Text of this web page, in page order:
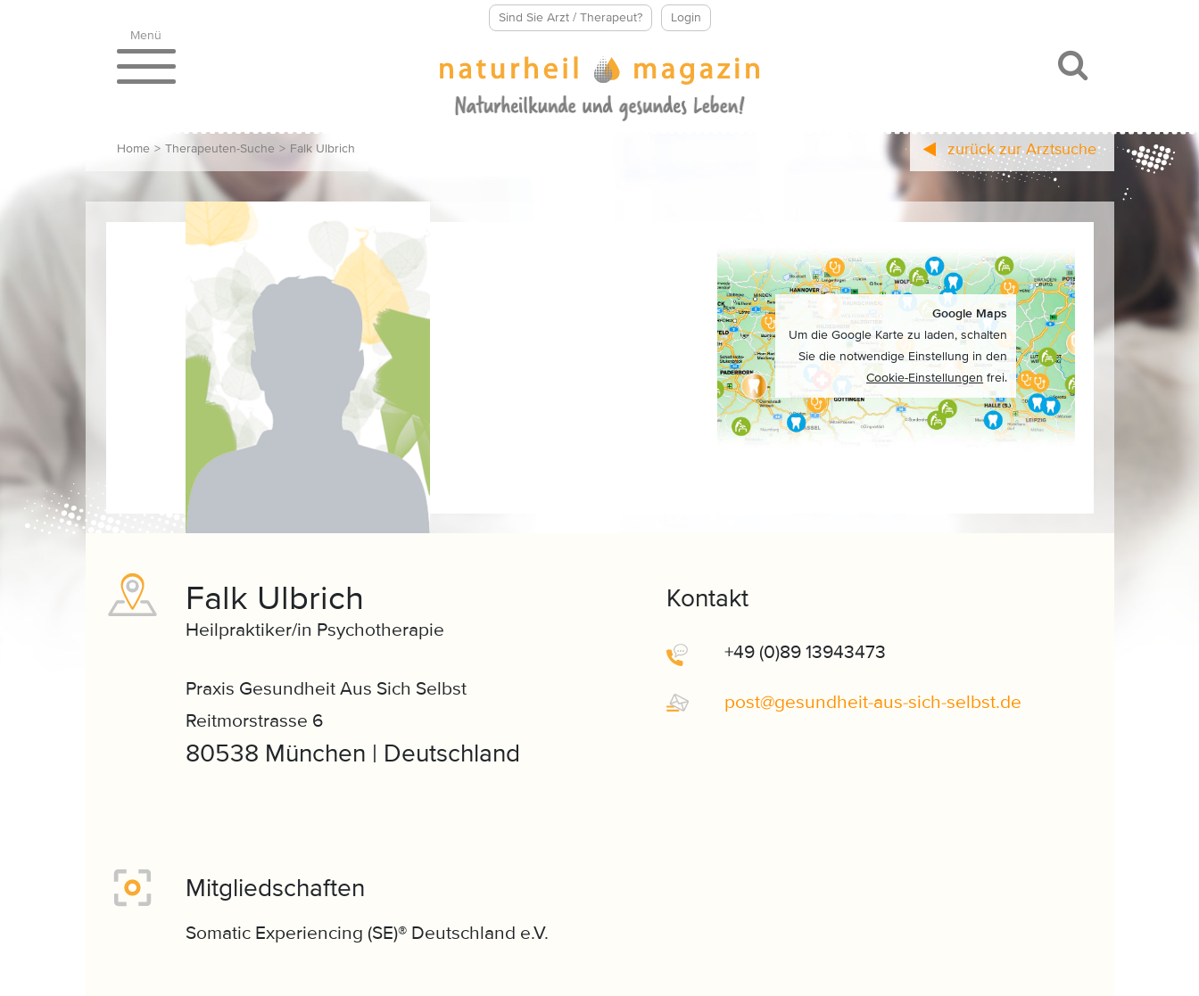
Sind Sie Arzt / Therapeut?
Login
Menü
Home > Therapeuten-Suche > Falk Ulbrich zurück zur Arztsuche
Google Maps
Um die Google Karte zu laden, schalten
Sie die notwendige Einstellung in den
Cookie-Einstellungen frei.
Falk Ulbrich
Heilpraktiker/in Psychotherapie
Praxis Gesundheit Aus Sich Selbst
Reitmorstrasse 6
80538 München | Deutschland
Kontakt
+49 (0)89 13943473
post@gesundheit-aus-sich-selbst.de
Mitgliedschaften
Somatic Experiencing (SE)® Deutschland e.V.